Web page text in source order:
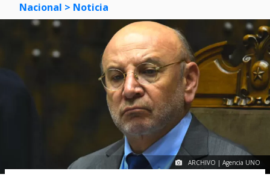
Nacional > Noticia
ARCHIVO | Agencia UNO